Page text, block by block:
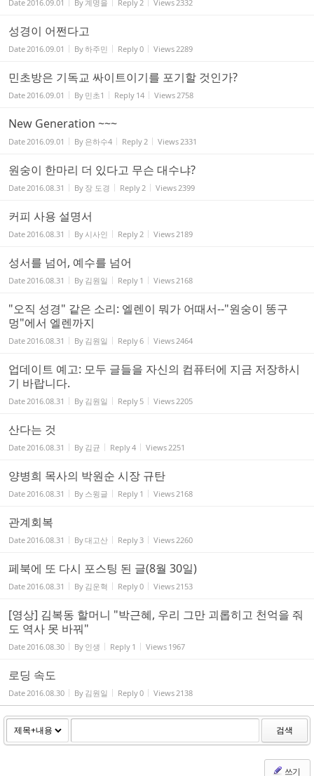
Date2016.09.01 By계명을 Reply2 Views2332
성경이 어쩐다고
Date2016.09.01 By하주민 Reply0 Views2289
민초방은 기독교 싸이트이기를 포기할 것인가?
Date2016.09.01 By 민초1 Reply 14 Views2758
New Generation ~~~
Date2016.09.01 By 은하수4 Reply2 Views2331
원숭이 한마리 더 있다고 무슨 대수냐?
Date2016.08.31 By 장 도경 Reply2 Views2399
커피 사용 설명서
Date2016.08.31 By 시사인 Reply2 Views2189
성서를 넘어, 예수를 넘어
Date2016.08.31 By 김원일 Reply 1 Views2168
"오직 성경" 같은 소리: 엘렌이 뭐가 어때서--"원숭이 똥구
멍"에서 엘렌까지
Date2016.08.31 By 김원일 Reply6 Views2464
업데이트 예고: 모두 글들을 자신의 컴퓨터에 지금 저장하시
기 바랍니다.
Date2016.08.31 By 김원일 Reply 5 Views2205
산다는 것
Date2016.08.31 By 김균 Reply4 Views2251
양병희 목사의 박원순 시장 규탄
Date2016.08.31 By 스윙글 Reply 1 Views2168
관계회복
Date2016.08.31 By대고산 Reply3 Views2260
페북에 또 다시 포스팅 된 글(8월 30일)
Date2016.08.31 By 김운혁 Reply0 Views2153
[영상] 김복동 할머니 "박근혜, 우리 그만 괴롭히고 천억을 줘
도 역사 못 바꿔"
Date2016.08.30 By 인생 Reply 1 Views 1967
로딩 속도
Date2016.08.30 By 김원일 Reply0 Views2138
검색
쓰기